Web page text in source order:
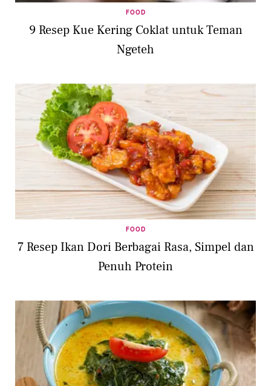
FOOD
9 Resep Kue Kering Coklat untuk Teman
Ngeteh
FOOD
7 Resep Ikan Dori Berbagai Rasa, Simpel dan
Penuh Protein